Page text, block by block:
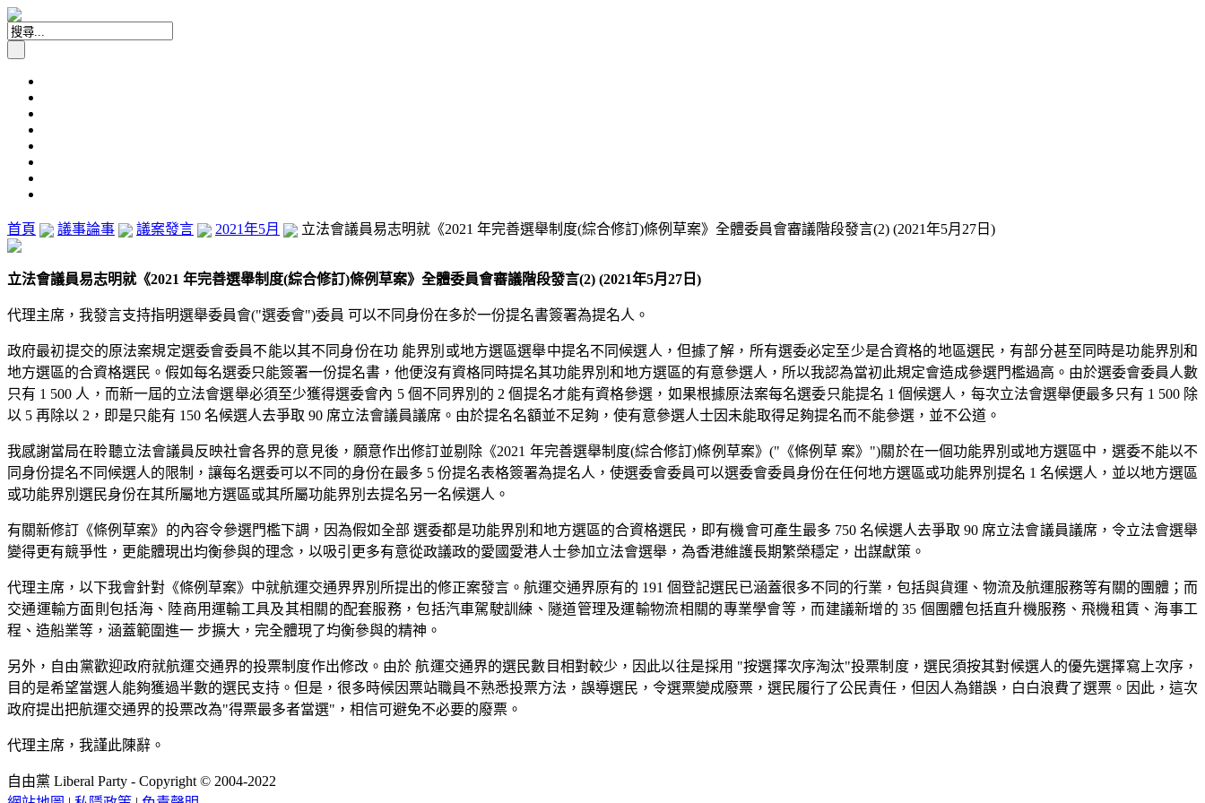
首頁 議事論事 議案發言 2021年5月 立法會議員易志明就《2021 年完善選舉制度(綜合修訂)條例草案》全體委員會審議階段發言(2) (2021年5月27日)
立法會議員易志明就《2021 年完善選舉制度(綜合修訂)條例草案》全體委員會審議階段發言(2) (2021年5月27日)
代理主席，我發言支持指明選舉委員會("選委會")委員 可以不同身份在多於一份提名書簽署為提名人。
政府最初提交的原法案規定選委會委員不能以其不同身份在功 能界別或地方選區選舉中提名不同候選人，但據了解，所有選委必定至少是合資格的地區選民，有部分甚至同時是功能界別和
地方選區的合資格選民。假如每名選委只能簽署一份提名書，他便沒有資格同時提名其功能界別和地方選區的有意參選人，所以我認為當初此規定會造成參選門檻過高。由於選委會委員人數
只有 1 500 人，而新一屆的立法會選舉必須至少獲得選委會內 5 個不同界別的 2 個提名才能有資格參選，如果根據原法案每名選委只能提名 1 個候選人，每次立法會選舉便最多只有 1 500 除
以 5 再除以 2，即是只能有 150 名候選人去爭取 90 席立法會議員議席。由於提名名額並不足夠，使有意參選人士因未能取得足夠提名而不能參選，並不公道。
我感謝當局在聆聽立法會議員反映社會各界的意見後，願意作出修訂並剔除《2021 年完善選舉制度(綜合修訂)條例草案》("《條例草 案》")關於在一個功能界別或地方選區中，選委不能以不
同身份提名不同候選人的限制，讓每名選委可以不同的身份在最多 5 份提名表格簽署為提名人，使選委會委員可以選委會委員身份在任何地方選區或功能界別提名 1 名候選人，並以地方選區
或功能界別選民身份在其所屬地方選區或其所屬功能界別去提名另一名候選人。
有關新修訂《條例草案》的內容令參選門檻下調，因為假如全部 選委都是功能界別和地方選區的合資格選民，即有機會可產生最多 750 名候選人去爭取 90 席立法會議員議席，令立法會選舉
變得更有競爭性，更能體現出均衡參與的理念，以吸引更多有意從政議政的愛國愛港人士參加立法會選舉，為香港維護長期繁榮穩定，出謀獻策。
代理主席，以下我會針對《條例草案》中就航運交通界界別所提出的修正案發言。航運交通界原有的 191 個登記選民已涵蓋很多不同的行業，包括與貨運、物流及航運服務等有關的團體；而
交通運輸方面則包括海、陸商用運輸工具及其相關的配套服務，包括汽車駕駛訓練、隧道管理及運輸物流相關的專業學會等，而建議新增的 35 個團體包括直升機服務、飛機租賃、海事工
程、造船業等，涵蓋範圍進一 步擴大，完全體現了均衡參與的精神。
另外，自由黨歡迎政府就航運交通界的投票制度作出修改。由於 航運交通界的選民數目相對較少，因此以往是採用 "按選擇次序淘汰"投票制度，選民須按其對候選人的優先選擇寫上次序，
目的是希望當選人能夠獲過半數的選民支持。但是，很多時候因票站職員不熟悉投票方法，誤導選民，令選票變成廢票，選民履行了公民責任，但因人為錯誤，白白浪費了選票。因此，這次
政府提出把航運交通界的投票改為"得票最多者當選"，相信可避免不必要的廢票。
代理主席，我謹此陳辭。
自由黨 Liberal Party - Copyright © 2004-2022